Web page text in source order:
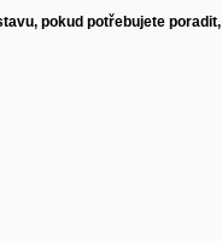
pokud potřebujete poradit,